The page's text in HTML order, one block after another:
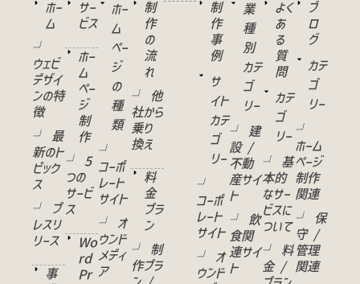
ホー
ム
└
ウェビ
デザイ
ンの特
徴
└ 最
新のト
ピック
ス
└ プ
レスリ
リース
事
サー
ビス
ホー
ム
ペー
ジ
制
作
└ 5
つの
サービ
ス
Wo
rd
Pr
ホー
ム
ペー
ジ
の
種
類
└
コーポ
レート
サイト
└ オ
ウンド
メディ
ア
制
作
の
流
れ
└ 他
社から
乗り
換え
料
金
プラ
ン
└ 制
作プラ
制
作
事
例
サ
イト
カテ
ゴ
リー
└
コーポ
レート
サイト
└ オ
ウンド
業
種
別
カテ
ゴ
リー
└ 建
設 /
不動
産サイ
ト
└ 飲
食関
連サイ
ト
よく
あ
る
質
問
カテ
ゴ
リー
└ 基
本的
なサー
ビスに
ついて
└ 料
金 /
ブ
ロ
グ
カテ
ゴ
リー
└
ホーム
ページ
制作
関連
└ 保
守 /
管理
関連